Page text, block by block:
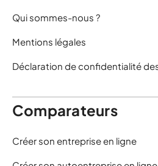
Qui sommes-nous ?
Mentions légales
Déclaration de confidentialité
Comparateurs
Créer son entreprise en ligne